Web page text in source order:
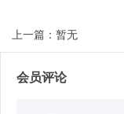
d
上一篇：暂无
会员评论